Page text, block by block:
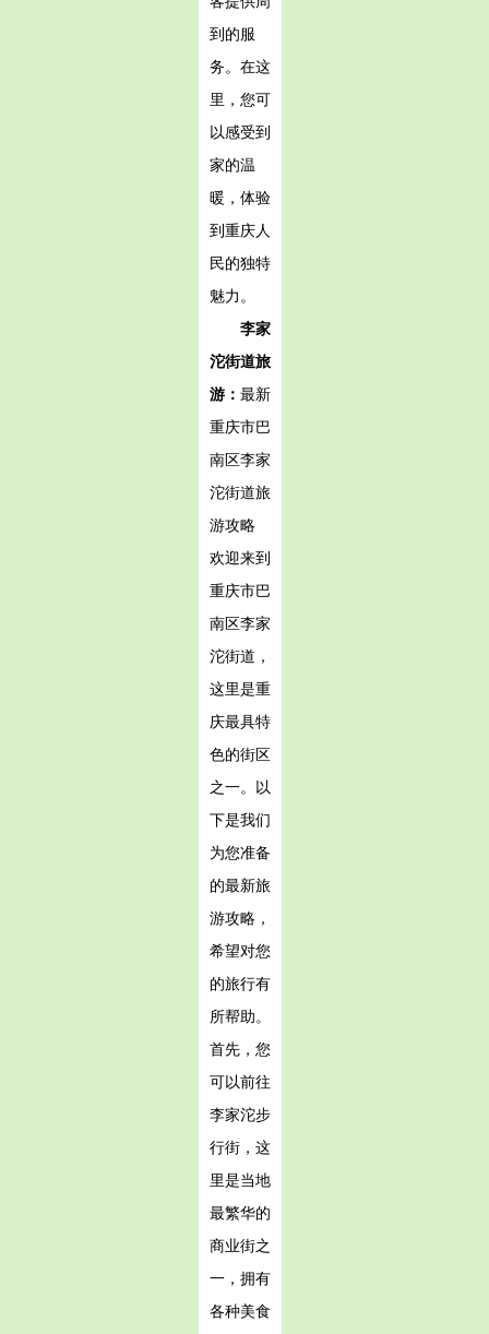
到的服
务。在这
里，您可
以感受到
家的温
暖，体验
到重庆人
民的独特
魅力。
李家
沱街道旅
游： 最新
重庆市巴
南区李家
沱街道旅
游攻略
欢迎来到
重庆市巴
南区李家
沱街道，
这里是重
庆最具特
色的街区
之一。以
下是我们
为您准备
的最新旅
游攻略，
希望对您
的旅行有
所帮助。
首先，您
可以前往
李家沱步
行街，这
里是当地
最繁华的
商业街之
一，拥有
各种美食